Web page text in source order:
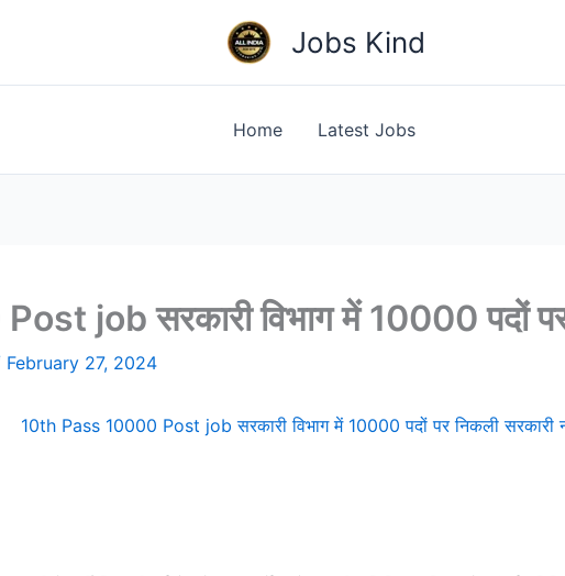
Jobs Kind
Home Latest Jobs
job सरकारी विभाग में 10000 पदों पर
February 27, 2024
10th Pass 10000 Post job सरकारी विभाग में 10000 पदों पर निकली सरकारी